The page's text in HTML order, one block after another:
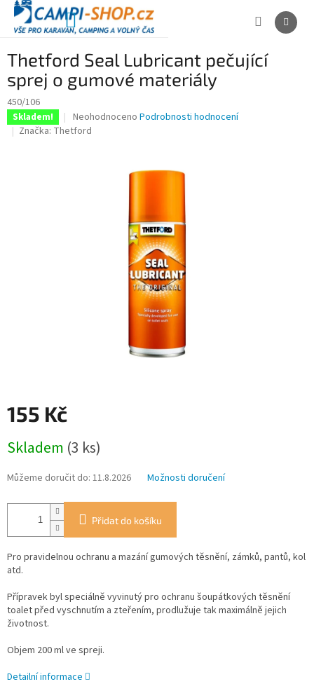
Přejít
obsah
NÁKUPNÍ
Thetford Seal Lubricant pečující
sprej o gumové materiály
450/106
Skladem!
Průměrné
hodnocení
Neohodnoceno Podrobnosti hodnocení
Značka: Thetford
155 Kč
cena:
Skladem (3 ks)
Můžeme doručit do: 11.8.2026 Možnosti doručení
Přidat do košíku
Pro pravidelnou ochranu a mazání gumových těsnění, zámků, pantů, kol
atd.
Přípravek byl speciálně vyvinutý pro ochranu šoupátkových těsnění
toalet před vyschnutím a zteřením, prodlužuje tak maximálně jejich
životnost.
Objem 200 ml ve spreji.
Detailní informace